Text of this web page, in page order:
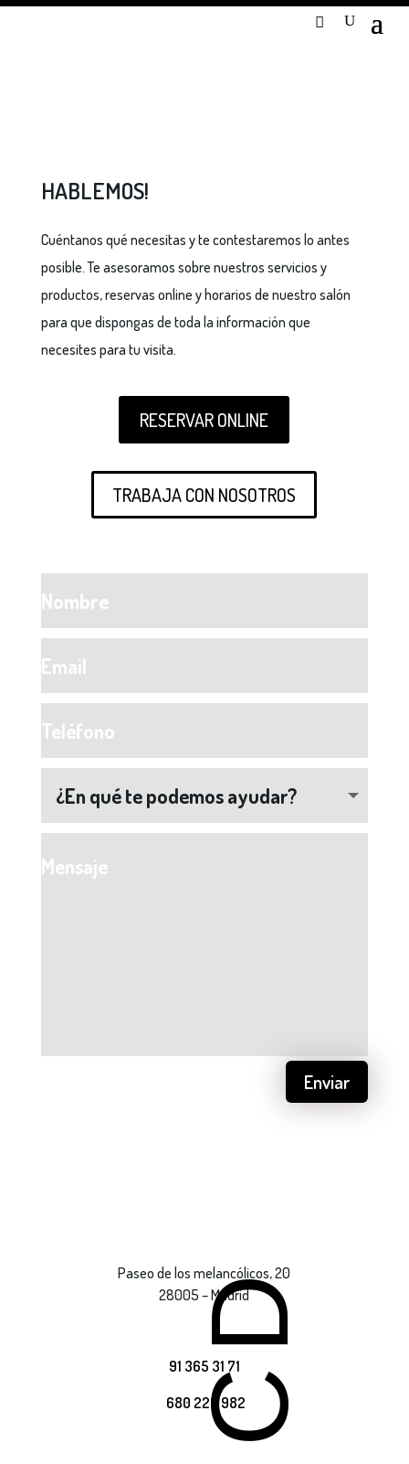
HABLEMOS!
Cuéntanos qué necesitas y te contestaremos lo antes
posible. Te asesoramos sobre nuestros servicios y
productos, reservas online y horarios de nuestro salón
para que dispongas de toda la información que
necesites para tu visita.
RESERVAR ONLINE
TRABAJA CON NOSOTROS
Enviar
D
Paseo de los melancólicos, 20
28005 – Madrid
C
91 365 31 71
680 220 982